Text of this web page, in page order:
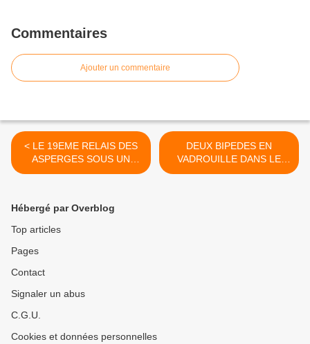
Commentaires
Ajouter un commentaire
< LE 19EME RELAIS DES
ASPERGES SOUS UN
SOLEIL RADIEUX !
DEUX BIPEDES EN
VADROUILLE DANS LE
PAYS BIGOUDEN >
Hébergé par Overblog
Top articles
Pages
Contact
Signaler un abus
C.G.U.
Cookies et données personnelles